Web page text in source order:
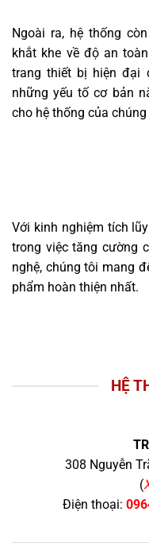
Ngoài ra, hệ thống
khắt khe về độ an
trang thiết bị hiện đại
những yếu tố cơ bản
cho hệ thống của chúng
Với kinh nghiệm tích
trong việc tăng cường
nghệ, chúng tôi mang
phẩm hoàn thiện nhất.
HỆ
308 Nguyễn
(
Điện thoại: